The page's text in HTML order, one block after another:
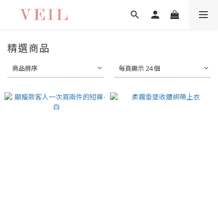
精選商品
商品排序 每頁顯示 24 個